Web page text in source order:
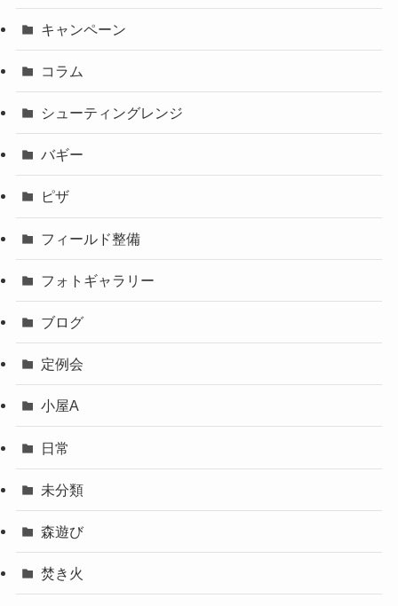
キャンペーン
コラム
シューティングレンジ
バギー
ピザ
フィールド整備
フォトギャラリー
ブログ
定例会
小屋A
日常
未分類
森遊び
焚き火